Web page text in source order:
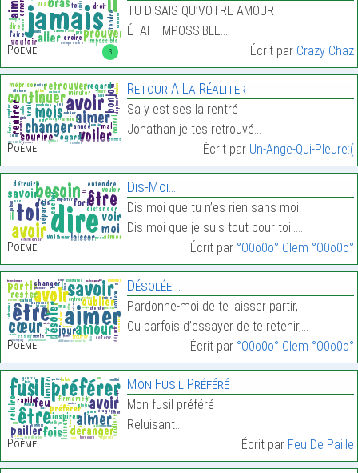
3
Poème:
TU DISAIS QU’VOTRE AMOUR
ÉTAIT IMPOSSIBLE…
Écrit par Crazy Chaz
Poème:
Retour A La Réaliter
Sa y est ses la rentré
Jonathan je tes retrouvé…
Écrit par Un-Ange-Qui-Pleure:(
Poème:
Dis-Moi…
Dis moi que tu n’es rien sans moi
Dis moi que je suis tout pour toi……
Écrit par °O0o0o° Clem °O0o0o°
Poème:
Désolée. .
Pardonne-moi de te laisser partir,
Ou parfois d’essayer de te retenir,…
Écrit par °O0o0o° Clem °O0o0o°
Poème:
Mon Fusil Préféré
Mon fusil préféré
Reluisant…
Écrit par Feu De Paille